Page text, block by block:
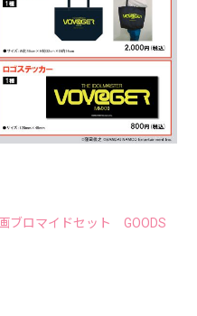
画ブロマイドセット GOODS